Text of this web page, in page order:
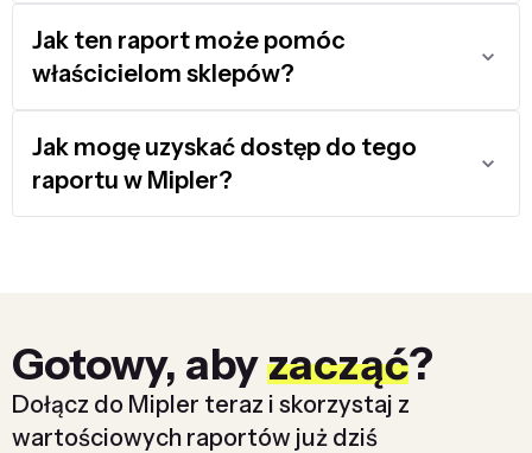
Jak ten raport może pomóc
właścicielom sklepów?
Jak mogę uzyskać dostęp do tego
raportu w Mipler?
Gotowy, abyzacząć?
Dołącz do Mipler teraz i skorzystaj z
wartościowych raportów już dziś